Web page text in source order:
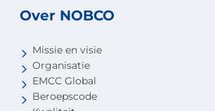
Over NOBCO
Missie en visie
Organisatie
EMCC Global
Beroepscode